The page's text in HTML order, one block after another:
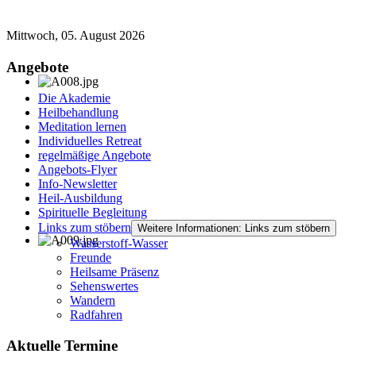
Mittwoch, 05. August 2026
Angebote
Die Akademie
Heilbehandlung
Meditation lernen
Individuelles Retreat
regelmäßige Angebote
Angebots-Flyer
Info-Newsletter
Heil-Ausbildung
Spirituelle Begleitung
Links zum stöbern Weitere Informationen: Links zum stöbern
Wasserstoff-Wasser
Freunde
Heilsame Präsenz
Sehenswertes
Wandern
Radfahren
Aktuelle Termine